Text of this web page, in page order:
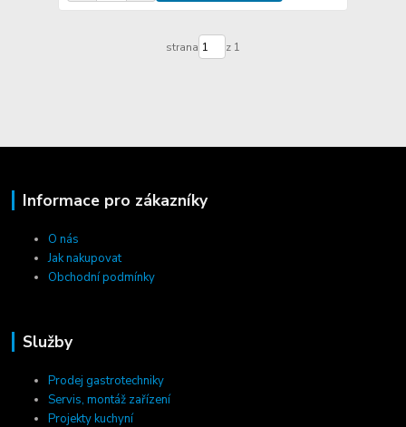
strana z 1
Informace pro zákazníky
O nás
Jak nakupovat
Obchodní podmínky
Služby
Prodej gastrotechniky
Servis, montáž zařízení
Projekty kuchyní